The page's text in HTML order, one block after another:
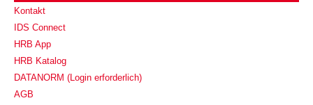
Kontakt
IDS Connect
HRB App
HRB Katalog
DATANORM (Login erforderlich)
AGB